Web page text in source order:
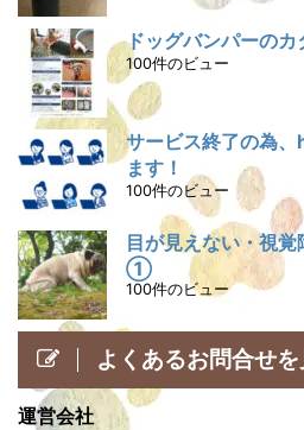
ドッグバンパーのカ
100件のビュー
サービス終了の為
ます！
100件のビュー
目が見えない・視
①
100件のビュー
よくあるお問合せ
運営会社